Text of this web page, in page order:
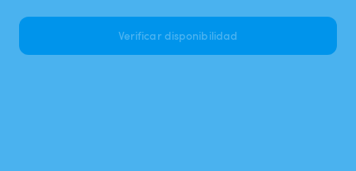
Verificar disponibilidad